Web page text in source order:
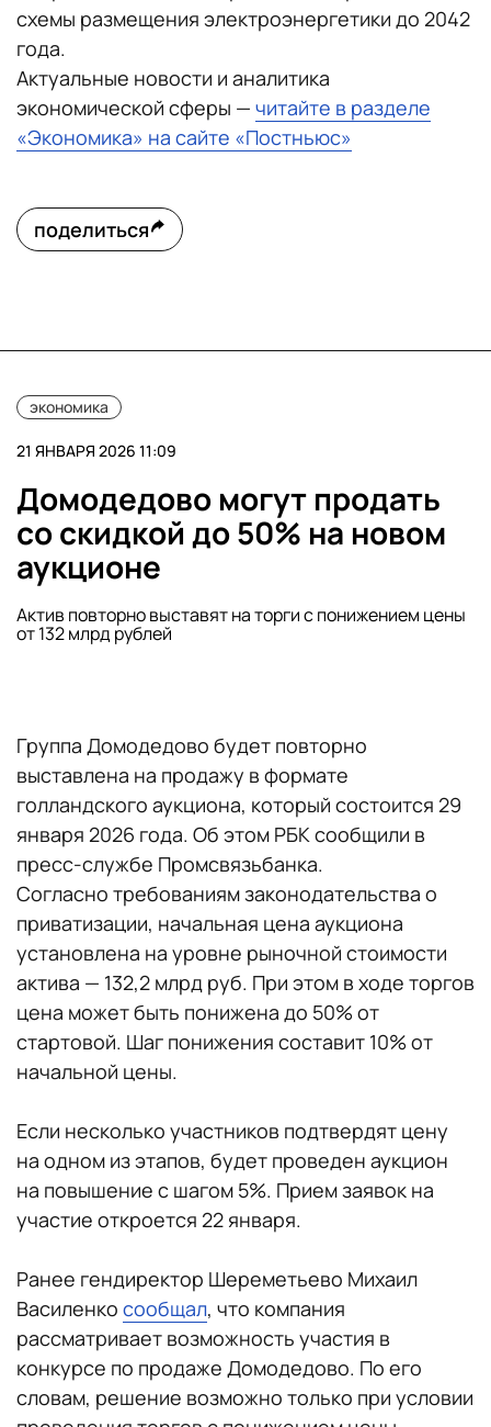
схемы размещения электроэнергетики до 2042
года.
Актуальные новости и аналитика
экономической сферы — читайте в разделе
«Экономика» на сайте «Постньюс»
поделиться
экономика
21 ЯНВАРЯ 2026 11:09
Домодедово могут продать
со скидкой до 50% на новом
аукционе
Актив повторно выставят на торги с понижением цены
от 132 млрд рублей
Группа Домодедово будет повторно
выставлена на продажу в формате
голландского аукциона, который состоится 29
января 2026 года. Об этом РБК сообщили в
пресс-службе Промсвязьбанка.
Согласно требованиям законодательства о
приватизации, начальная цена аукциона
установлена на уровне рыночной стоимости
актива — 132,2 млрд руб. При этом в ходе торгов
цена может быть понижена до 50% от
стартовой. Шаг понижения составит 10% от
начальной цены.
Если несколько участников подтвердят цену
на одном из этапов, будет проведен аукцион
на повышение с шагом 5%. Прием заявок на
участие откроется 22 января.
Ранее гендиректор Шереметьево Михаил
Василенко сообщал, что компания
рассматривает возможность участия в
конкурсе по продаже Домодедово. По его
словам, решение возможно только при условии